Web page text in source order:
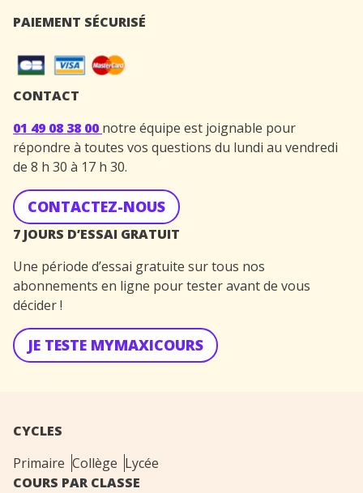
PAIEMENT SÉCURISÉ
CONTACT
01 49 08 38 00 notre équipe est joignable pour
répondre à toutes vos questions du lundi au vendredi
de 8 h 30 à 17 h 30.
CONTACTEZ-NOUS
7 JOURS D’ESSAI GRATUIT
Une période d’essai gratuite sur tous nos
abonnements en ligne pour tester avant de vous
décider !
JE TESTE MYMAXICOURS
CYCLES
Primaire Collège Lycée
COURS PAR CLASSE